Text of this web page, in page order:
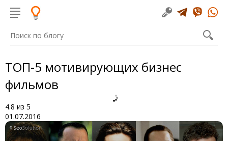
ТОП-5 мотивирующих бизнес
фильмов
4.8 из 5
01.07.2016